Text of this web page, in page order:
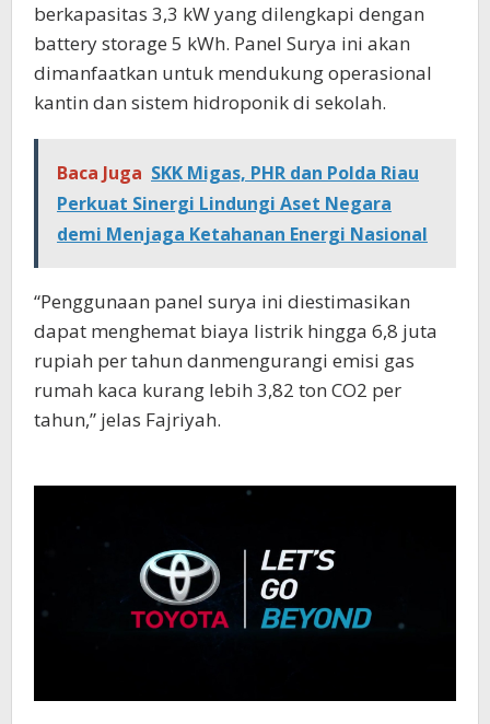
berkapasitas 3,3 kW yang dilengkapi dengan
battery storage 5 kWh. Panel Surya ini akan
dimanfaatkan untuk mendukung operasional
kantin dan sistem hidroponik di sekolah.
Baca Juga SKK Migas, PHR dan Polda Riau
Perkuat Sinergi Lindungi Aset Negara
demi Menjaga Ketahanan Energi Nasional
“Penggunaan panel surya ini diestimasikan
dapat menghemat biaya listrik hingga 6,8 juta
rupiah per tahun danmengurangi emisi gas
rumah kaca kurang lebih 3,82 ton CO2 per
tahun,” jelas Fajriyah.